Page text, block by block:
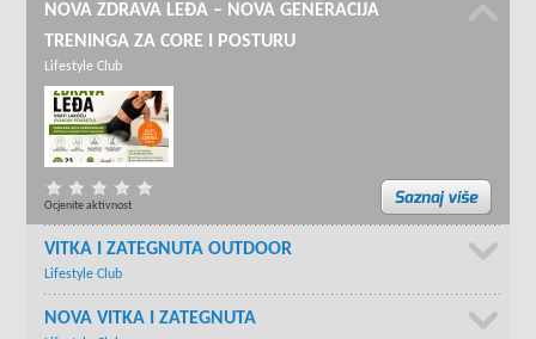
NOVA ZDRAVA LEĐA – NOVA GENERACIJA
TRENINGA ZA CORE I POSTURU
Lifestyle Club
Ocjenite aktivnost
VITKA I ZATEGNUTA OUTDOOR
Lifestyle Club
NOVA VITKA I ZATEGNUTA